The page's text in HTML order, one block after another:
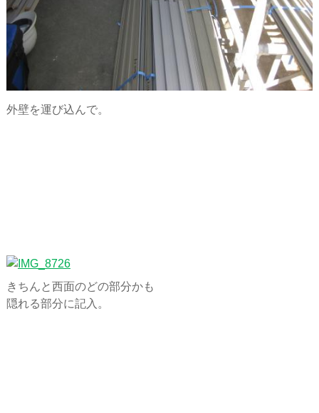
外壁を運び込んで。
きちんと西面のどの部分かも
隠れる部分に記入。